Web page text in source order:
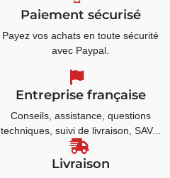
Paiement sécurisé
Payez vos achats en toute sécurité
avec Paypal.
Entreprise française
Conseils, assistance, questions
techniques, suivi de livraison, SAV...
Livraison